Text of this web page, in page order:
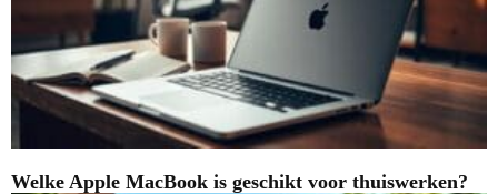
Welke Apple MacBook is geschikt voor thuiswerken?